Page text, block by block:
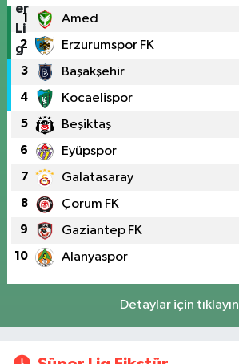
1 Amed
2 Erzurumspor FK
3 Başakşehir
4 Kocaelispor
5 Beşiktaş
6 Eyüpspor
7 Galatasaray
8 Çorum FK
9 Gaziantep FK
10 Alanyaspor
Detaylar için tıklayın